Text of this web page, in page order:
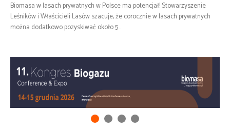
Biomasa w lasach prywatnych w Polsce ma potencjał! Stowarzyszenie
Leśników i Właścicieli Lasów szacuje, że corocznie w lasach prywatnych
można dodatkowo pozyskiwać około 5...